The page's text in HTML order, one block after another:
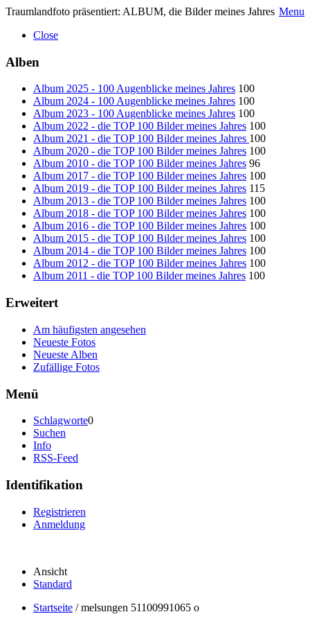
Traumlandfoto präsentiert: ALBUM, die Bilder meines Jahres Menu
Close
Alben
Album 2025 - 100 Augenblicke meines Jahres 100
Album 2024 - 100 Augenblicke meines Jahres 100
Album 2023 - 100 Augenblicke meines Jahres 100
Album 2022 - die TOP 100 Bilder meines Jahres 100
Album 2021 - die TOP 100 Bilder meines Jahres 100
Album 2020 - die TOP 100 Bilder meines Jahres 100
Album 2010 - die TOP 100 Bilder meines Jahres 96
Album 2017 - die TOP 100 Bilder meines Jahres 100
Album 2019 - die TOP 100 Bilder meines Jahres 115
Album 2013 - die TOP 100 Bilder meines Jahres 100
Album 2018 - die TOP 100 Bilder meines Jahres 100
Album 2016 - die TOP 100 Bilder meines Jahres 100
Album 2015 - die TOP 100 Bilder meines Jahres 100
Album 2014 - die TOP 100 Bilder meines Jahres 100
Album 2012 - die TOP 100 Bilder meines Jahres 100
Album 2011 - die TOP 100 Bilder meines Jahres 100
Erweitert
Am häufigsten angesehen
Neueste Fotos
Neueste Alben
Zufällige Fotos
Menü
Schlagworte0
Suchen
Info
RSS-Feed
Identifikation
Registrieren
Anmeldung
Ansicht
Standard
Startseite /melsungen 51100991065 o